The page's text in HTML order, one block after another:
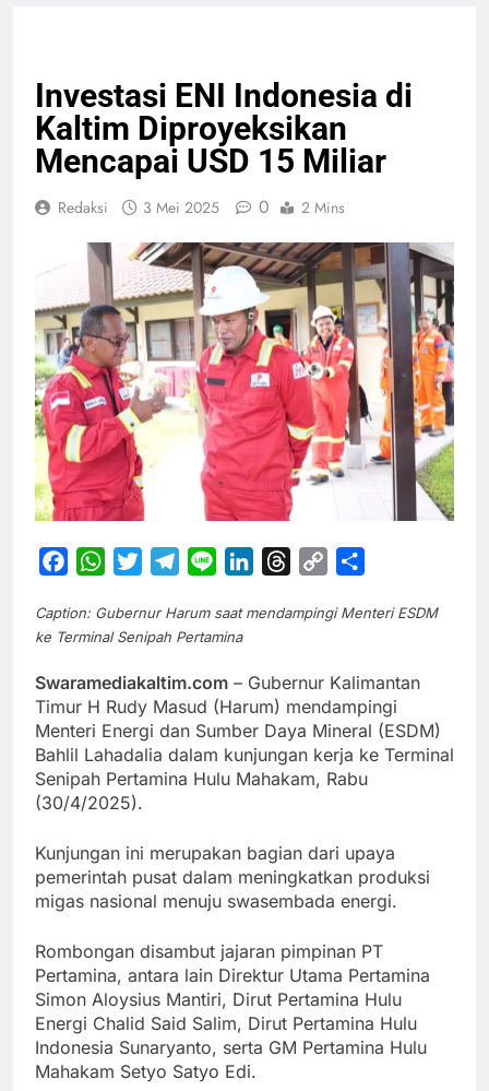
Investasi ENI Indonesia di
Kaltim Diproyeksikan
Mencapai USD 15 Miliar
Redaksi 3 Mei 2025 0 2 Mins
FacebookWhatsApp
TwitterTelegram
Line LinkedInThreads
Copy
Caption: Gubernur Harum saat mendampingi Menteri ESDM
ke Terminal Senipah Pertamina
Swaramediakaltim.com – Gubernur Kalimantan
Timur H Rudy Masud (Harum) mendampingi
Menteri Energi dan Sumber Daya Mineral (ESDM)
Bahlil Lahadalia dalam kunjungan kerja ke Terminal
Senipah Pertamina Hulu Mahakam, Rabu
(30/4/2025).
Kunjungan ini merupakan bagian dari upaya
pemerintah pusat dalam meningkatkan produksi
migas nasional menuju swasembada energi.
Rombongan disambut jajaran pimpinan PT
Pertamina, antara lain Direktur Utama Pertamina
Simon Aloysius Mantiri, Dirut Pertamina Hulu
Energi Chalid Said Salim, Dirut Pertamina Hulu
Indonesia Sunaryanto, serta GM Pertamina Hulu
Mahakam Setyo Satyo Edi.